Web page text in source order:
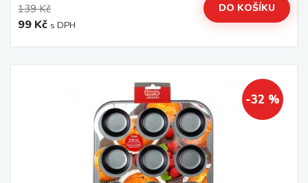
139 Kč
99 Kč s DPH
DO KOŠÍKU
-32 %